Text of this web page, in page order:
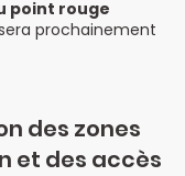
point rouge
prochainement
des zones
et des accès